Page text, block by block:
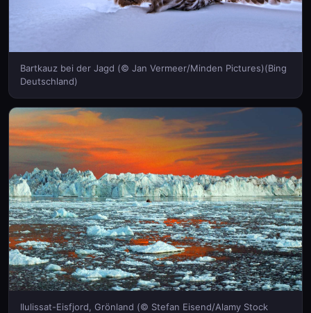
Bartkauz bei der Jagd (© Jan Vermeer/Minden Pictures)(Bing
Deutschland)
Ilulissat-Eisfjord, Grönland (© Stefan Eisend/Alamy Stock